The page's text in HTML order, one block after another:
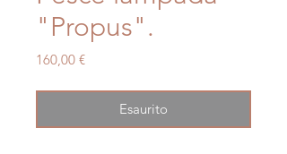
"Propus".
160,00 €Prezzo
Esaurito